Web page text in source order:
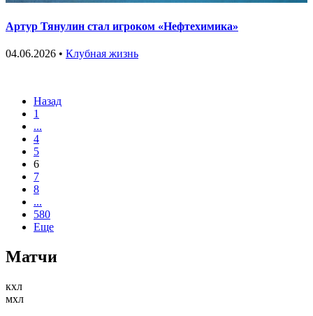
Артур Тянулин стал игроком «Нефтехимика»
04.06.2026 • Клубная жизнь
Назад
1
...
4
5
6
7
8
...
580
Еще
Матчи
кхл
мхл